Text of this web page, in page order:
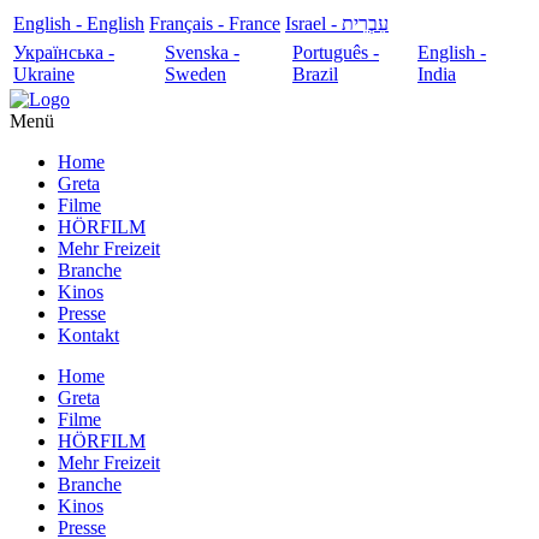
English - English Français - France
עִבְרִית - Israel
Українська -
Ukraine
Svenska -
Sweden
Português -
Brazil
English -
India
Menü
Home
Greta
Filme
HÖRFILM
Mehr Freizeit
Branche
Kinos
Presse
Kontakt
Home
Greta
Filme
HÖRFILM
Mehr Freizeit
Branche
Kinos
Presse